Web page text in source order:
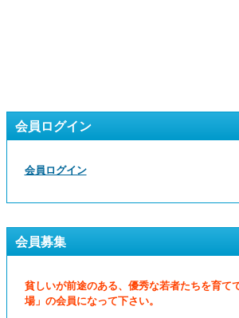
会員ログイン
会員ログイン
会員募集
貧しいが前途のある、優秀な若者たちを育て
場」の会員になって下さい。